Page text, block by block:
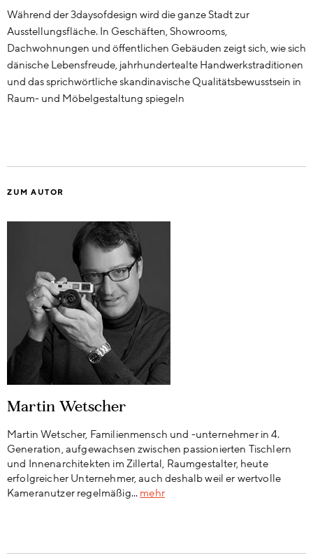
Während der 3daysofdesign wird die ganze Stadt zur
Ausstellungsfläche. In Geschäften, Showrooms,
Dachwohnungen und öffentlichen Gebäuden zeigt sich, wie sich
dänische Lebensfreude, jahrhundertealte Handwerkstraditionen
und das sprichwörtliche skandinavische Qualitätsbewusstsein in
Raum- und Möbelgestaltung spiegeln
ZUM AUTOR
Martin Wetscher
Martin Wetscher, Familienmensch und -unternehmer in 4.
Generation, aufgewachsen zwischen passionierten Tischlern
und Innenarchitekten im Zillertal, Raumgestalter, heute
erfolgreicher Unternehmer, auch deshalb weil er wertvolle
Kameranutzer regelmäßig... mehr